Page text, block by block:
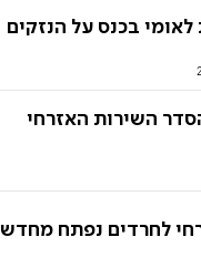
בכנס על הנזקים
השירות האזרחי
לחרדים נפתח מחדש